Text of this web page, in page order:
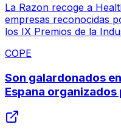
La Razon recoge a
empresas reconocidas
los IX Premios de la
COPE
Son galardonados
Espana